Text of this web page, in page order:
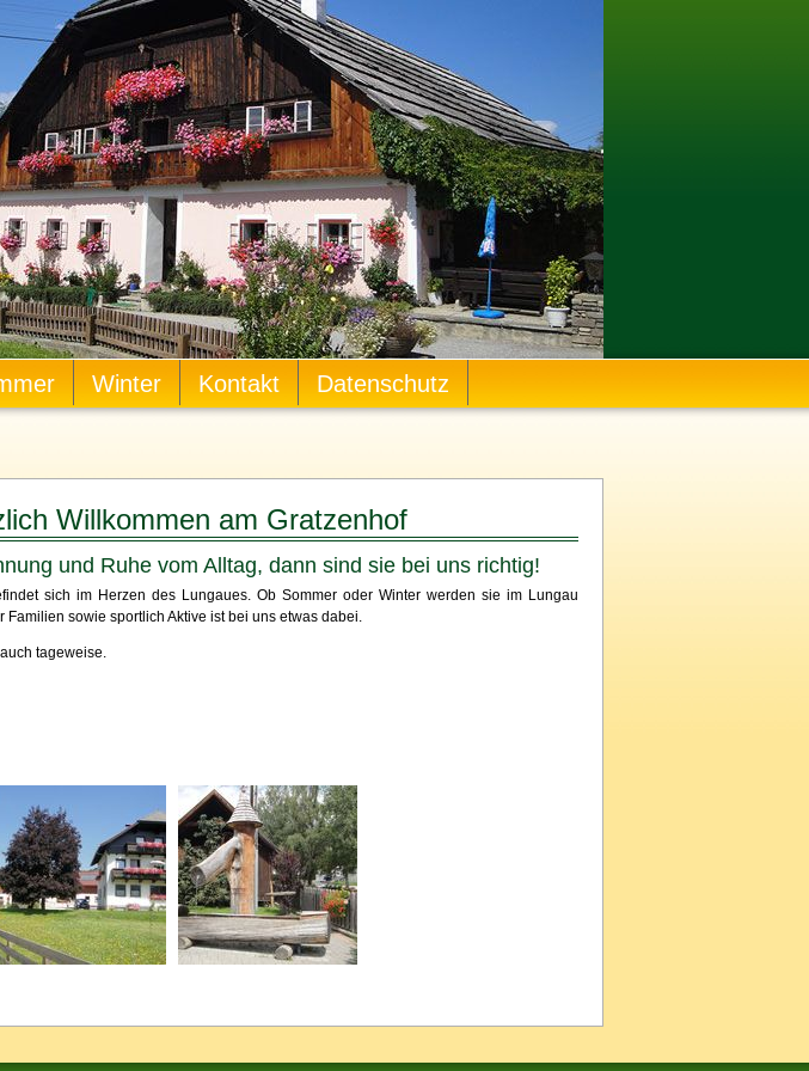
Winter Kontakt Datenschutz
Willkommen am Gratzenhof
und Ruhe vom Alltag, dann sind sie bei uns richtig!
sich im Herzen des Lungaues. Ob Sommer oder Winter werden sie im Lungau
sowie sportlich Aktive ist bei uns etwas dabei.
tageweise.